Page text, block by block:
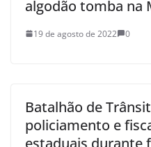
algodão tomba na
19 de agosto de 2022 0
Batalhão de
policiamento e
estaduais durante